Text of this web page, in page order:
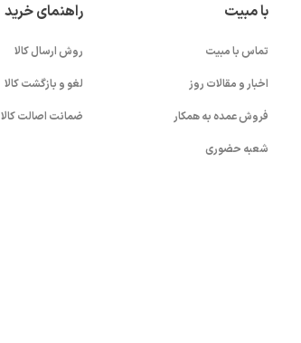
با مبیت
تماس با مبیت
اخبار و مقالات روز
فروش عمده به همکار
شعبه حضوری
راهنمای خرید
روش ارسال کالا
لغو و بازگشت کالا
ضمانت اصالت کالا